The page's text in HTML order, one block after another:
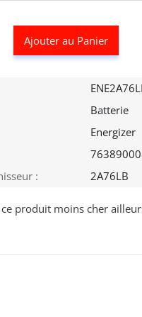
Ajouter au Panier
Batterie
Energizer
:
2A76LB
produit moins cher